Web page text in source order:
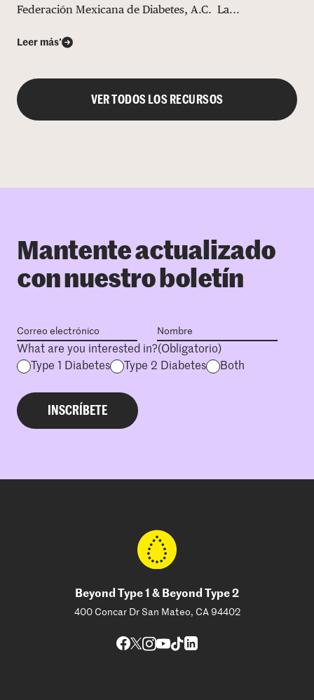
Federación Mexicana de Diabetes, A.C. La...
Leer más’
VER TODOS LOS RECURSOS
Mantente actualizado
con nuestro boletín
What are you interested in?(Obligatorio)
Type 1 Diabetes
Type 2 Diabetes Both
Beyond Type 1 & Beyond Type 2
400 Concar Dr San Mateo, CA 94402